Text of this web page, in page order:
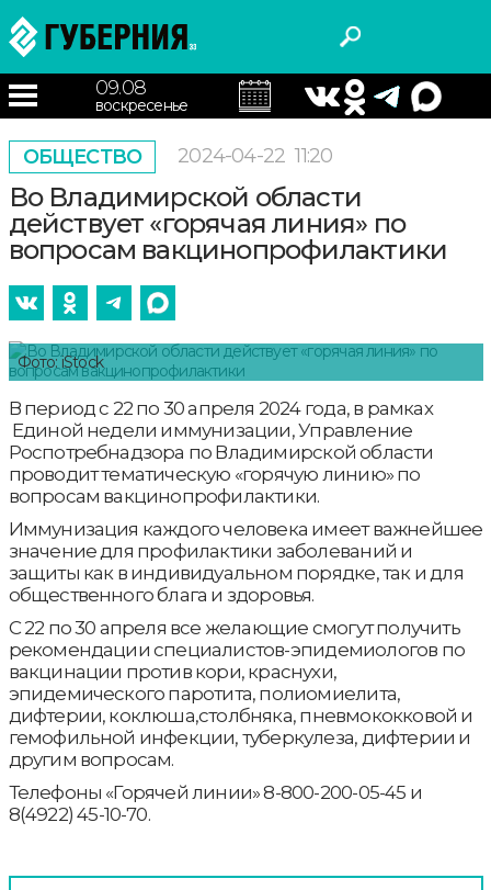
09.08
воскресенье
ОБЩЕСТВО 2024-04-22 11:20
Во Владимирской области
действует «горячая линия» по
вопросам вакцинопрофилактики
Фото: iStock
В период с 22 по 30 апреля 2024 года, в рамках
Единой недели иммунизации, Управление
Роспотребнадзора по Владимирской области
проводит тематическую «горячую линию» по
вопросам вакцинопрофилактики.
Иммунизация каждого человека имеет важнейшее
значение для профилактики заболеваний и
защиты как в индивидуальном порядке, так и для
общественного блага и здоровья.
С 22 по 30 апреля все желающие смогут получить
рекомендации специалистов-эпидемиологов по
вакцинации против кори, краснухи,
эпидемического паротита, полиомиелита,
дифтерии, коклюша,столбняка, пневмококковой и
гемофильной инфекции, туберкулеза, дифтерии и
другим вопросам.
Телефоны «Горячей линии» 8-800-200-05-45 и
8(4922) 45-10-70.